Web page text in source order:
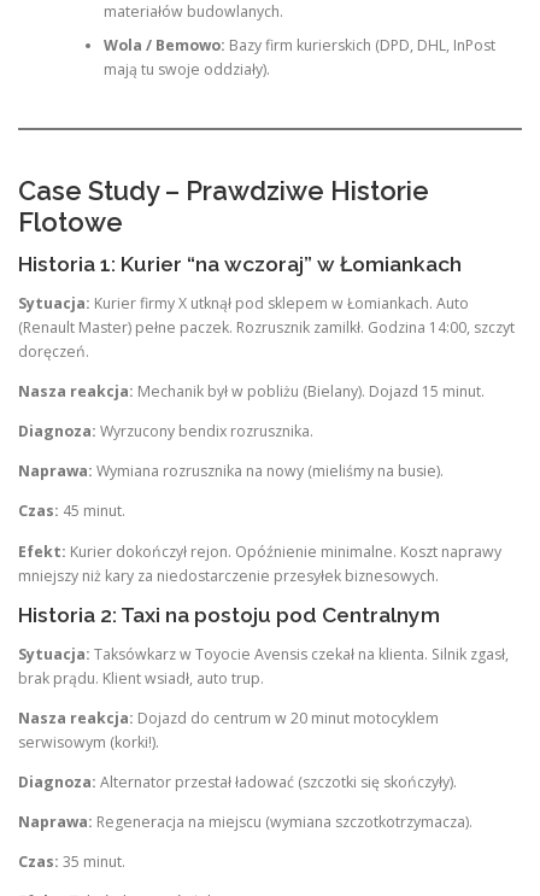
materiałów budowlanych.
Wola / Bemowo: Bazy firm kurierskich (DPD, DHL, InPost
mają tu swoje oddziały).
Case Study – Prawdziwe Historie
Flotowe
Historia 1: Kurier “na wczoraj” w Łomiankach
Sytuacja: Kurier firmy X utknął pod sklepem w Łomiankach. Auto
(Renault Master) pełne paczek. Rozrusznik zamilkł. Godzina 14:00, szczyt
doręczeń.
Nasza reakcja: Mechanik był w pobliżu (Bielany). Dojazd 15 minut.
Diagnoza: Wyrzucony bendix rozrusznika.
Naprawa: Wymiana rozrusznika na nowy (mieliśmy na busie).
Czas: 45 minut.
Efekt: Kurier dokończył rejon. Opóźnienie minimalne. Koszt naprawy
mniejszy niż kary za niedostarczenie przesyłek biznesowych.
Historia 2: Taxi na postoju pod Centralnym
Sytuacja: Taksówkarz w Toyocie Avensis czekał na klienta. Silnik zgasł,
brak prądu. Klient wsiadł, auto trup.
Nasza reakcja: Dojazd do centrum w 20 minut motocyklem
serwisowym (korki!).
Diagnoza: Alternator przestał ładować (szczotki się skończyły).
Naprawa: Regeneracja na miejscu (wymiana szczotkotrzymacza).
Czas: 35 minut.